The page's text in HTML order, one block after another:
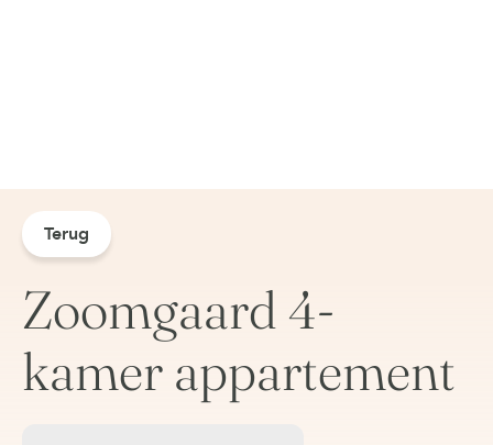
Terug
Zoomgaard 4-
kamer appartement